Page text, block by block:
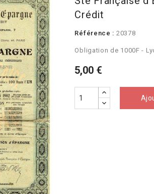
Crédit
Référence : 20378
Obligation de 1000F -
5,00 €